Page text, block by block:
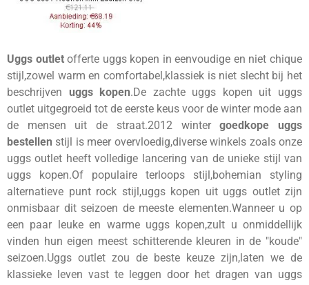
Uggs outletofferte uggs kopen in eenvoudige en niet chique
stijl,zowel warm en comfortabel,klassiek is niet slecht bij het
beschrijven uggs kopen.De zachte uggs kopen uit uggs
outlet uitgegroeid tot de eerste keus voor de winter mode aan
de mensen uit de straat.2012 wintergoedkope uggs
bestellen stijl is meer overvloedig,diverse winkels zoals onze
uggs outlet heeft volledige lancering van de unieke stijl van
uggs kopen.Of populaire terloops stijl,bohemian styling
alternatieve punt rock stijl,uggs kopen uit uggs outlet zijn
onmisbaar dit seizoen de meeste elementen.Wanneer u op
een paar leuke en warme uggs kopen,zult u onmiddellijk
vinden hun eigen meest schitterende kleuren in de "koude"
seizoen.Uggs outlet zou de beste keuze zijn,laten we de
klassieke leven vast te leggen door het dragen van uggs